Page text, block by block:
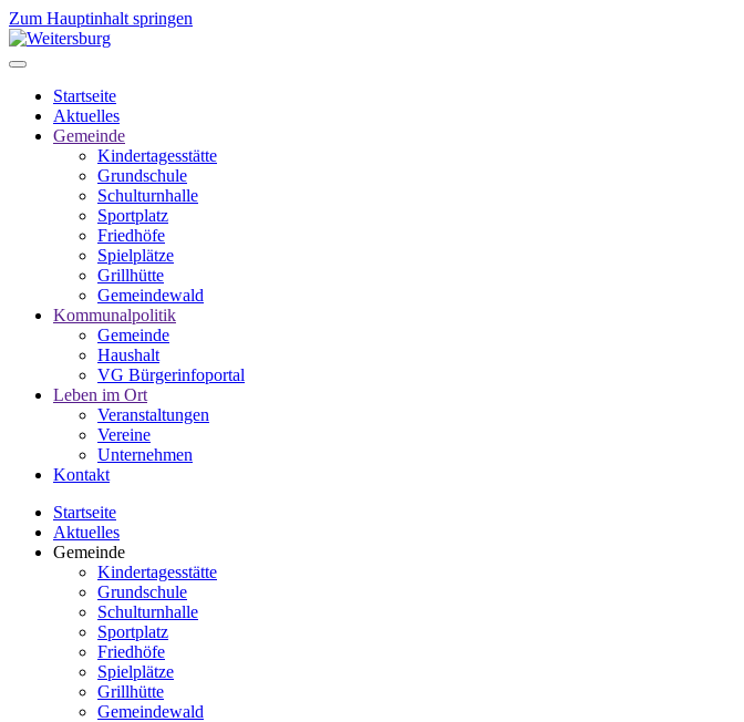
Zum Hauptinhalt springen
Startseite
Aktuelles
Gemeinde
Kindertagesstätte
Grundschule
Schulturnhalle
Sportplatz
Friedhöfe
Spielplätze
Grillhütte
Gemeindewald
Kommunalpolitik
Gemeinde
Haushalt
VG Bürgerinfoportal
Leben im Ort
Veranstaltungen
Vereine
Unternehmen
Kontakt
Startseite
Aktuelles
Gemeinde
Kindertagesstätte
Grundschule
Schulturnhalle
Sportplatz
Friedhöfe
Spielplätze
Grillhütte
Gemeindewald